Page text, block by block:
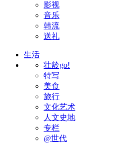
影视
音乐
韩流
送礼
生活
壮龄go!
特写
美食
旅行
文化艺术
人文史地
专栏
@世代